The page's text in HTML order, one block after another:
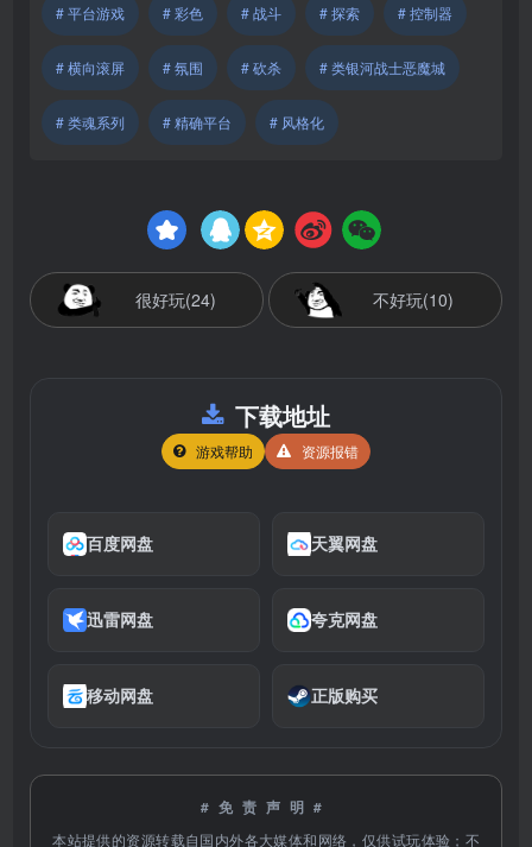
# 平台游戏 # 彩色 # 战斗 # 探索 # 控制器
# 横向滚屏 # 氛围 # 砍杀 # 类银河战士恶魔城
# 类魂系列 # 精确平台 # 风格化
很好玩(24) 不好玩(10)
下载地址
游戏帮助 资源报错
百度网盘 天翼网盘
迅雷网盘 夸克网盘
移动网盘 正版购买
#免责声明#
本站提供的资源转载自国内外各大媒体和网络，仅供试玩体验；不